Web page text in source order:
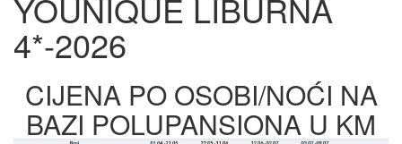
YOUNIQUE LIBURNA
4*-2026
CIJENA PO OSOBI/NOĆI NA
BAZI POLUPANSIONA U KM